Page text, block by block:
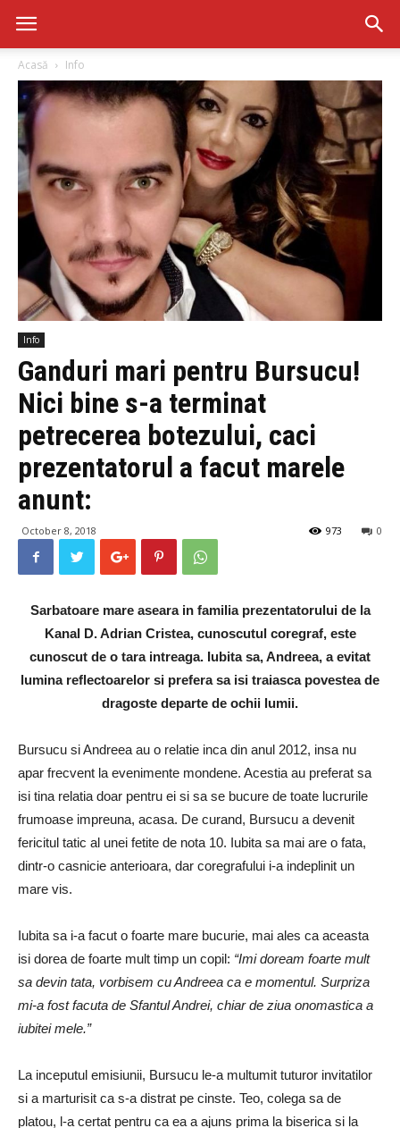
Acasă Info
Info
Ganduri mari pentru Bursucu!
Nici bine s-a terminat
petrecerea botezului, caci
prezentatorul a facut marele
anunt:
October 8, 2018 0
973
Sarbatoare mare aseara in familia prezentatorului de la
Kanal D. Adrian Cristea, cunoscutul coregraf, este
cunoscut de o tara intreaga. Iubita sa, Andreea, a evitat
lumina reflectoarelor si prefera sa isi traiasca povestea de
dragoste departe de ochii lumii.
Bursucu si Andreea au o relatie inca din anul 2012, insa nu
apar frecvent la evenimente mondene. Acestia au preferat sa
isi tina relatia doar pentru ei si sa se bucure de toate lucrurile
frumoase impreuna, acasa. De curand, Bursucu a devenit
fericitul tatic al unei fetite de nota 10. Iubita sa mai are o fata,
dintr-o casnicie anterioara, dar coregrafului i-a indeplinit un
mare vis.
Iubita sa i-a facut o foarte mare bucurie, mai ales ca aceasta
isi dorea de foarte mult timp un copil: “Imi doream foarte mult
sa devin tata, vorbisem cu Andreea ca e momentul. Surpriza
mi-a fost facuta de Sfantul Andrei, chiar de ziua onomastica a
iubitei mele.”
La inceputul emisiunii, Bursucu le-a multumit tuturor invitatilor
si a marturisit ca s-a distrat pe cinste. Teo, colega sa de
platou, l-a certat pentru ca ea a ajuns prima la biserica si la